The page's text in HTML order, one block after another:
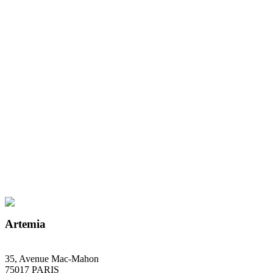
Artemia
35, Avenue Mac-Mahon
75017 PARIS